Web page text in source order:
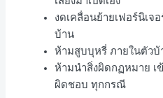
งดเคลื่อนย้ายเฟอร์นิเจ
บ้าน
ห้ามสูบบุหรี่ ภายในตัวบ้
ห้ามนำสิ่งผิดกฏหมาย เ
ผิดชอบ ทุกกรณี